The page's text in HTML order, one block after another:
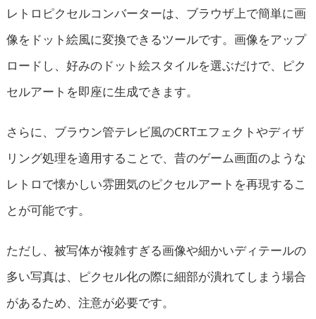
レトロピクセルコンバーターは、ブラウザ上で簡単に画
像をドット絵風に変換できるツールです。画像をアップ
ロードし、好みのドット絵スタイルを選ぶだけで、ピク
セルアートを即座に生成できます。
さらに、ブラウン管テレビ風のCRTエフェクトやディザ
リング処理を適用することで、昔のゲーム画面のような
レトロで懐かしい雰囲気のピクセルアートを再現するこ
とが可能です。
ただし、被写体が複雑すぎる画像や細かいディテールの
多い写真は、ピクセル化の際に細部が潰れてしまう場合
があるため、注意が必要です。